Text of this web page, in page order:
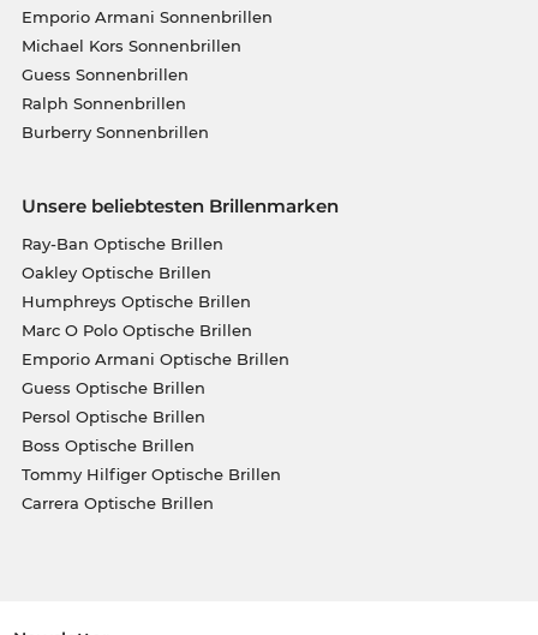
Emporio Armani Sonnenbrillen
Michael Kors Sonnenbrillen
Guess Sonnenbrillen
Ralph Sonnenbrillen
Burberry Sonnenbrillen
Unsere beliebtesten Brillenmarken
Ray-Ban Optische Brillen
Oakley Optische Brillen
Humphreys Optische Brillen
Marc O Polo Optische Brillen
Emporio Armani Optische Brillen
Guess Optische Brillen
Persol Optische Brillen
Boss Optische Brillen
Tommy Hilfiger Optische Brillen
Carrera Optische Brillen